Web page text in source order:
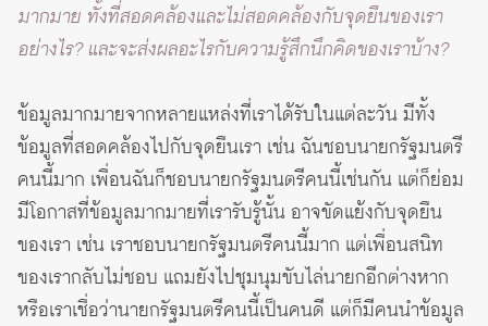
มากมาย ทั้งที่สอดคล้องและไม่สอดคล้องกับจุดยืนของเรา
อย่างไร? และจะส่งผลอะไรกับความรู้สึกนึกคิดของเราบ้าง?
ข้อมูลมากมายจากหลายแหล่งที่เราได้รับในแต่ละวัน มีทั้ง
ข้อมูลที่สอดคล้องไปกับจุดยืนเรา เช่น ฉันชอบนายกรัฐมนตรี
คนนี้มาก เพื่อนฉันก็ชอบนายกรัฐมนตรีคนนี้เช่นกัน แต่ก็ย่อม
มีโอกาสที่ข้อมูลมากมายที่เรารับรู้นั้น อาจขัดแย้งกับจุดยืน
ของเรา เช่น เราชอบนายกรัฐมนตรีคนนี้มาก แต่เพื่อนสนิท
ของเรากลับไม่ชอบ แถมยังไปชุมนุมขับไล่นายกอีกต่างหาก
หรือเราเชื่อว่านายกรัฐมนตรีคนนี้เป็นคนดี แต่ก็มีคนนำข้อมูล